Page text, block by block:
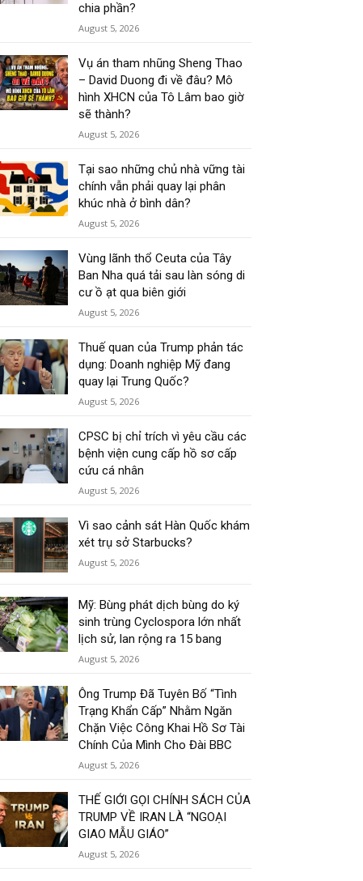
chia phần?
August 5, 2026
Vụ án tham nhũng Sheng Thao
– David Duong đi về đâu? Mô
hình XHCN của Tô Lâm bao giờ
sẽ thành?
August 5, 2026
Tại sao những chủ nhà vững tài
chính vẫn phải quay lại phân
khúc nhà ở bình dân?
August 5, 2026
Vùng lãnh thổ Ceuta của Tây
Ban Nha quá tải sau làn sóng di
cư ồ ạt qua biên giới
August 5, 2026
Thuế quan của Trump phản tác
dụng: Doanh nghiệp Mỹ đang
quay lại Trung Quốc?
August 5, 2026
CPSC bị chỉ trích vì yêu cầu các
bệnh viện cung cấp hồ sơ cấp
cứu cá nhân
August 5, 2026
Vì sao cảnh sát Hàn Quốc khám
xét trụ sở Starbucks?
August 5, 2026
Mỹ: Bùng phát dịch bùng do ký
sinh trùng Cyclospora lớn nhất
lịch sử, lan rộng ra 15 bang
August 5, 2026
Ông Trump Đã Tuyên Bố “Tình
Trạng Khẩn Cấp” Nhằm Ngăn
Chặn Việc Công Khai Hồ Sơ Tài
Chính Của Mình Cho Đài BBC
August 5, 2026
THẾ GIỚI GỌI CHÍNH SÁCH CỦA
TRUMP VỀ IRAN LÀ “NGOẠI
GIAO MẪU GIÁO”
August 5, 2026